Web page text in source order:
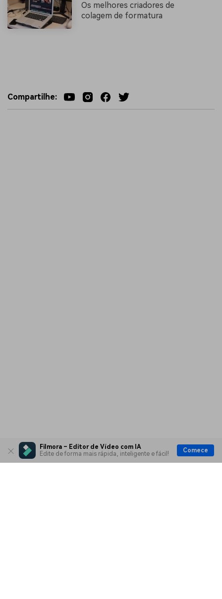
Filmora – Editor de Vídeo com IA
Edite de forma mais rápida, inteligente e fácil!
Comece
Os melhores criadores de
colagem de formatura
Compartilhe: